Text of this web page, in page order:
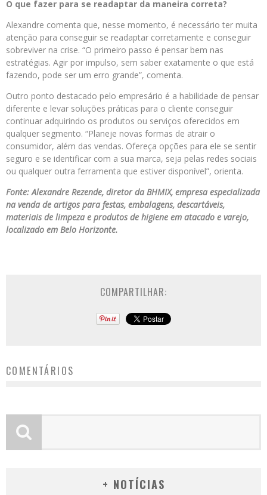
O que fazer para se readaptar da maneira correta?
Alexandre comenta que, nesse momento, é necessário ter muita
atenção para conseguir se readaptar corretamente e conseguir
sobreviver na crise. “O primeiro passo é pensar bem nas
estratégias. Agir por impulso, sem saber exatamente o que está
fazendo, pode ser um erro grande”, comenta.
Outro ponto destacado pelo empresário é a habilidade de pensar
diferente e levar soluções práticas para o cliente conseguir
continuar adquirindo os produtos ou serviços oferecidos em
qualquer segmento. “Planeje novas formas de atrair o
consumidor, além das vendas. Ofereça opções para ele se sentir
seguro e se identificar com a sua marca, seja pelas redes sociais
ou qualquer outra ferramenta que estiver disponível”, orienta.
Fonte: Alexandre Rezende, diretor da BHMIX, empresa especializada
na venda de artigos para festas, embalagens, descartáveis,
materiais de limpeza e produtos de higiene em atacado e varejo,
localizado em Belo Horizonte.
COMPARTILHAR:
COMENTÁRIOS
+ NOTÍCIAS